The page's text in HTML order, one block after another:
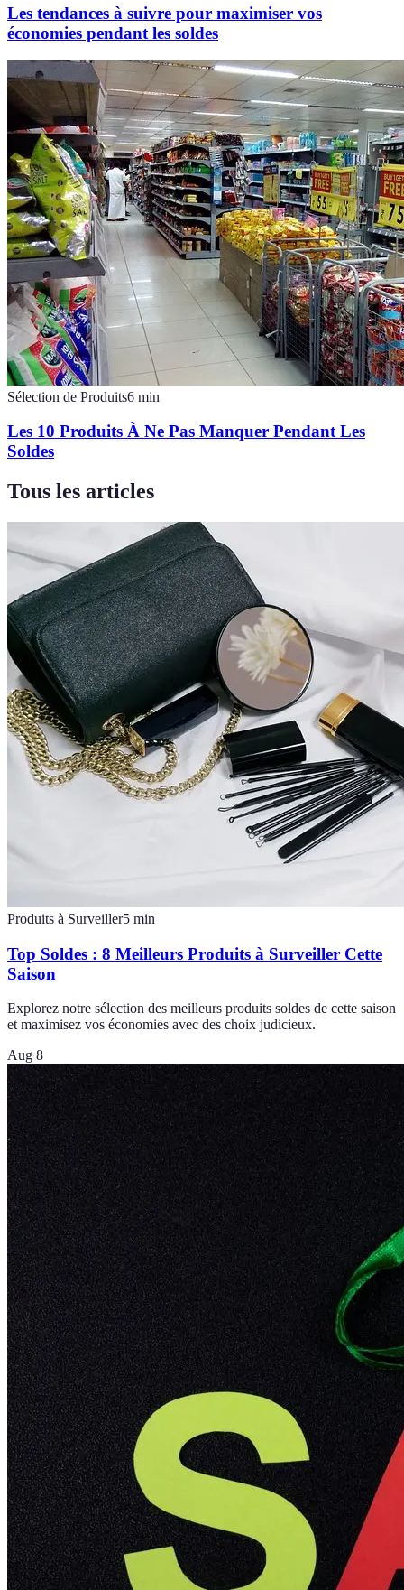
Les tendances à suivre pour maximiser vos
économies pendant les soldes
Sélection de Produits6 min
Les 10 Produits À Ne Pas Manquer Pendant Les
Soldes
Tous les articles
Produits à Surveiller5 min
Top Soldes : 8 Meilleurs Produits à Surveiller Cette
Saison
Explorez notre sélection des meilleurs produits soldes de cette saison
et maximisez vos économies avec des choix judicieux.
Aug 8